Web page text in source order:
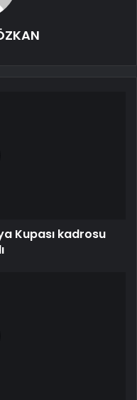
Kupası kadrosu